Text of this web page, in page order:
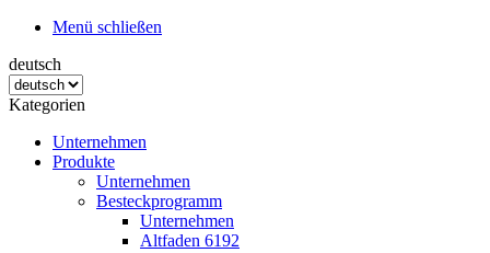
Menü schließen
deutsch
Kategorien
Unternehmen
Produkte
Unternehmen
Besteckprogramm
Unternehmen
Altfaden 6192